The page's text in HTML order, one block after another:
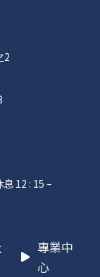
2
12 : 15 –
專業中
心